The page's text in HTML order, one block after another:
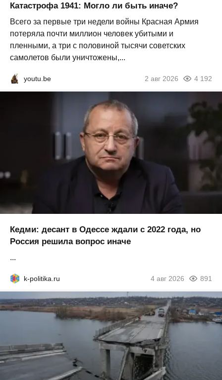
Катастрофа 1941: Могло ли быть иначе?
Всего за первые три недели войны Красная Армия
потеряла почти миллион человек убитыми и
пленными, а три с половиной тысячи советских
самолетов были уничтожены,...
youtu.be 2 авг 2026 4 192
Кедми: десант в Одессе ждали с 2022 года, но
Россия решила вопрос иначе
...
k-politika.ru 4 авг 2026 891